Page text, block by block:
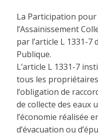
La Participation pour
l’Assainissement
par l’article L 1331-7
Publique.
L’article L 1331-7
tous les
l’obligation de
de collecte des eaux
l’économie réalisée
d’évacuation ou